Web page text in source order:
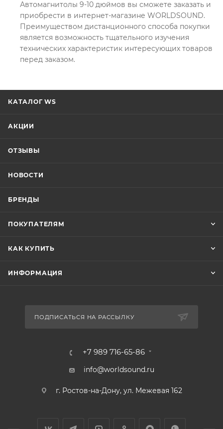
Автомагнитолы 9-10 дюймов вы сможете заказать и
приобрести в интернет-магазине WORLDSOUND.
Преимуществом дистанционного способа покупки
является возможность тщательного изучения
технических характеристик интересующих товаров
перед заказом.
КАТАЛОГ WS
АКЦИИ
ОТЗЫВЫ
НОВОСТИ
БРЕНДЫ
ПОКУПАТЕЛЯМ
КАК КУПИТЬ
ИНФОРМАЦИЯ
ПОДПИСАТЬСЯ НА РАССЫЛКУ
+7 989 716-65-86
info@worldsound.ru
г. Ростов-на-Дону, ул. Межевая 162